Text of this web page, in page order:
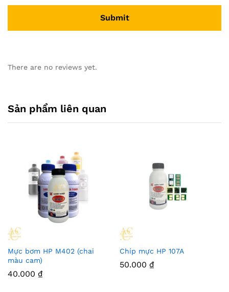
There are no reviews yet.
Sản phẩm liên quan
Mực bơm HP M402 (chai
màu cam)
40.000 ₫
Chíp mực HP 107A
50.000 ₫